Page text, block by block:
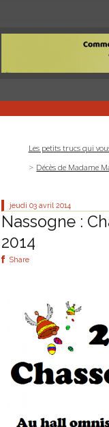
Les petits trucs qui
Décès de Madame
jeudi 03 avril 2014
Nassogne :
2014
Share